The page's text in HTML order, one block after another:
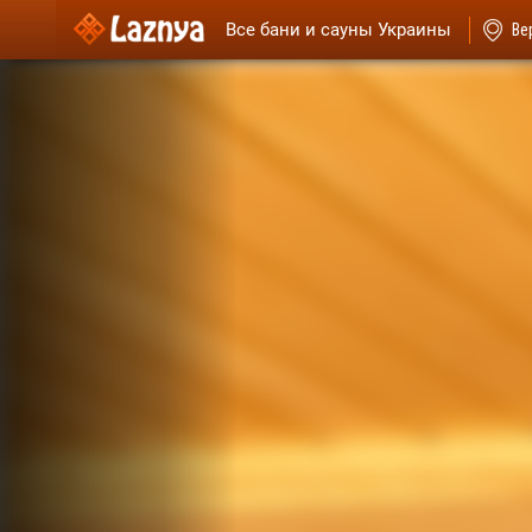
Все бани и сауны Украины